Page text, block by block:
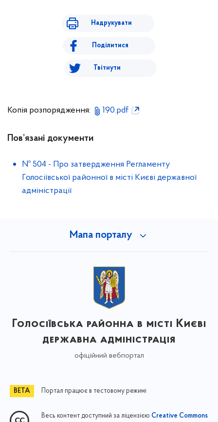
Надрукувати
Поділитися
Твітнути
Копія розпорядження: 190.pdf
Пов’язані документи
№ 504 - Про затвердження Регламенту
Голосіївської районної в місті Києві державної
адміністрації
Мапа порталу
Голосіївська районна в місті Києві
державна адміністрація
офіційний вебпортал
Портал працює в тестовому режимі
Весь контент доступний за ліцензією Creative Commons